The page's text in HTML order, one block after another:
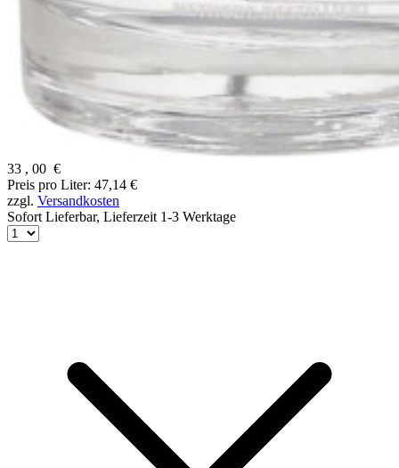
33 , 00 €
Preis pro Liter: 47,14 €
zzgl. Versandkosten
Sofort Lieferbar, Lieferzeit 1-3 Werktage